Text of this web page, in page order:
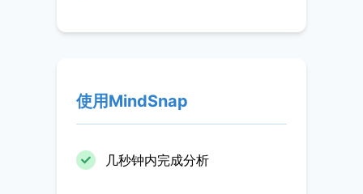
使用MindSnap
几秒钟内完成分析